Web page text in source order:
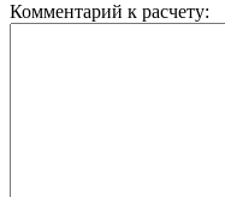
Комментарий к расчету: